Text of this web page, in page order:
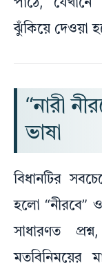
পাঠে,
ঝুঁকিয়ে দেওয়া
“নারী
ভাষা
বিধানটির
হলো “নীরবে” ও
সাধারণত
মতবিনিময়ের